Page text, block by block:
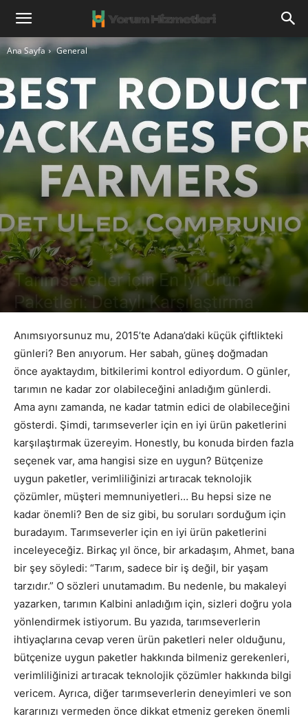
Ana Sayfa General
Tarımseverler için En İyi Ürün
Paketleri: Detaylı Karşılaştırma
Anımsıyorsunuz mu, 2015’te Adana’daki küçük çiftlikteki
günleri? Ben anıyorum. Her sabah, güneş doğmadan
önce ayaktaydım, bitkilerimi kontrol ediyordum. O günler,
tarımın ne kadar zor olabileceğini anladığım günlerdi.
Ama aynı zamanda, ne kadar tatmin edici de olabileceğini
gösterdi. Şimdi, tarımseverler için en iyi ürün paketlerini
karşılaştırmak üzereyim. Honestly, bu konuda birden fazla
seçenek var, ama hangisi size en uygun? Bütçenize
uygun paketler, verimliliğinizi artıracak teknolojik
çözümler, müşteri memnuniyetleri… Bu hepsi size ne
kadar önemli? Ben de siz gibi, bu soruları sorduğum için
buradayım. Tarımseverler için en iyi ürün paketlerini
inceleyeceğiz. Birkaç yıl önce, bir arkadaşım, Ahmet, bana
bir şey söyledi: “Tarım, sadece bir iş değil, bir yaşam
tarzıdır.” O sözleri unutamadım. Bu nedenle, bu makaleyi
yazarken, tarımın Kalbini anladığım için, sizleri doğru yola
yönlendirmek istiyorum. Bu yazıda, tarımseverlerin
ihtiyaçlarına cevap veren ürün paketleri neler olduğunu,
bütçenize uygun paketler hakkında bilmeniz gerekenleri,
verimliliğinizi artıracak teknolojik çözümler hakkında bilgi
vericem. Ayrıca, diğer tarımseverlerin deneyimleri ve son
kararınızı vermeden önce dikkat etmeniz gereken önemli